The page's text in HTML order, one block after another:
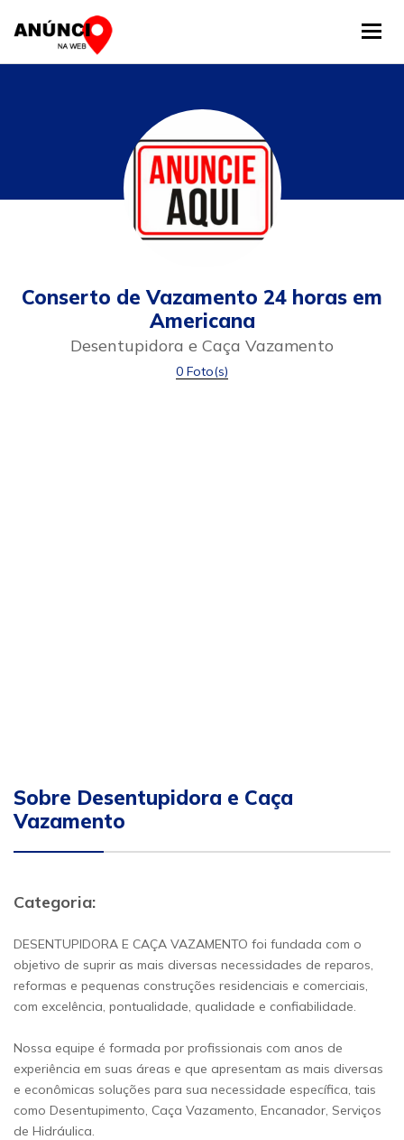
Conserto de Vazamento 24 horas em
Americana
Desentupidora e Caça Vazamento
0 Foto(s)
Sobre Desentupidora e Caça
Vazamento
Categoria:
DESENTUPIDORA E CAÇA VAZAMENTO foi fundada com o
objetivo de suprir as mais diversas necessidades de reparos,
reformas e pequenas construções residenciais e comerciais,
com excelência, pontualidade, qualidade e confiabilidade.
Nossa equipe é formada por profissionais com anos de
experiência em suas áreas e que apresentam as mais diversas
e econômicas soluções para sua necessidade específica, tais
como Desentupimento, Caça Vazamento, Encanador, Serviços
de Hidráulica.